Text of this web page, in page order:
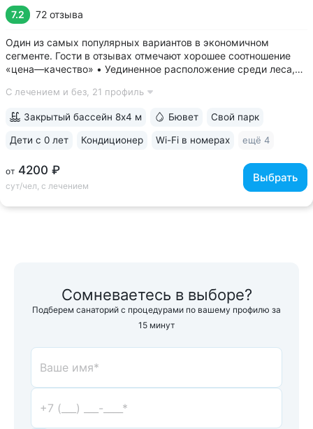
7.2 72 отзыва
Один из самых популярных вариантов в экономичном
сегменте. Гости в отзывах отмечают хорошее соотношение
«цена—качество» • Уединенное расположение среди леса,
заповедника 6 га с цветущими деревьями, беседками,
С лечением и без, 21 профиль
от 4200 ₽
сут/чел, с лечением
Выбрать
Закрытый бассейн 8х4 м Бювет Свой парк
Дети с 0 лет Кондиционер Wi-Fi в номерах ещё 4
Сомневаетесь в выборе?
Подберем санаторий с процедурами по вашему профилю за
15 минут